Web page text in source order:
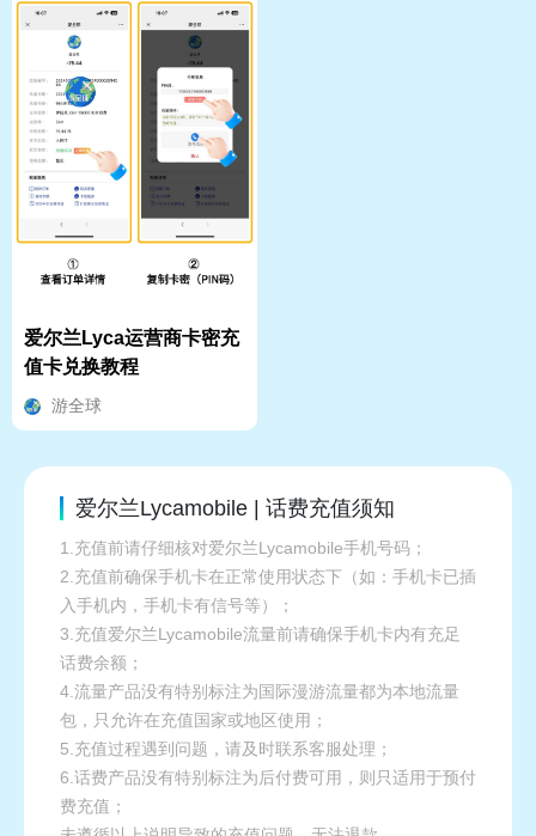
爱尔兰Lyca运营商卡密充
值卡兑换教程
游全球
爱尔兰Lycamobile | 话费充值须知
1.充值前请仔细核对爱尔兰Lycamobile手机号码；
2.充值前确保手机卡在正常使用状态下（如：手机卡已插
入手机内，手机卡有信号等）；
3.充值爱尔兰Lycamobile流量前请确保手机卡内有充足
话费余额；
4.流量产品没有特别标注为国际漫游流量都为本地流量
包，只允许在充值国家或地区使用；
5.充值过程遇到问题，请及时联系客服处理；
6.话费产品没有特别标注为后付费可用，则只适用于预付
费充值；